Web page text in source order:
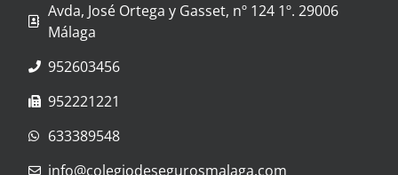
Avda, José Ortega y Gasset, nº 124 1º. 29006
Málaga
952603456
952221221
633389548
info@colegiodesegurosmalaga.com